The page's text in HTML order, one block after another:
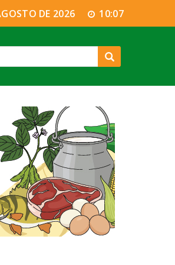
DE 2026 10:07